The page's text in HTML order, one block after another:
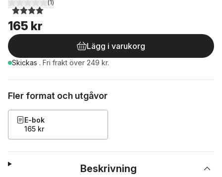
4,0utav 5 stjärnor. Totalt antal röster:
(1)
165 kr
Lägg i varukorg
Skickas . Fri frakt över 249 kr.
Fler format och utgåvor
E-bok
165 kr
Beskrivning